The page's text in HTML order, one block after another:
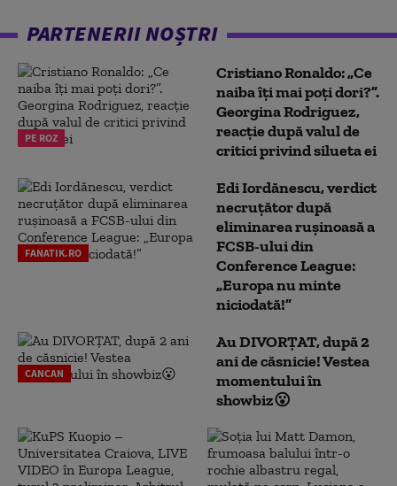
PARTENERII NOȘTRI
PE ROZ
Cristiano Ronaldo: „Ce
naiba îți mai poți dori?”.
Georgina Rodriguez,
reacție după valul de
critici privind silueta ei
FANATIK.RO
Edi Iordănescu, verdict
necruțător după
eliminarea rușinoasă a
FCSB-ului din
Conference League:
„Europa nu minte
niciodată!”
CANCAN
Au DIVORȚAT, după 2
ani de căsnicie! Vestea
momentului în
showbiz😮